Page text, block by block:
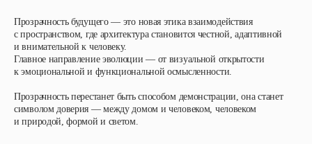
Прозрачность будущего — это новая этика взаимодействия
с пространством, где архитектура становится честной, адаптивной
и внимательной к человеку.
Главное направление эволюции — от визуальной открытости
к эмоциональной и функциональной осмысленности.
Прозрачность перестанет быть способом демонстрации, она станет
символом доверия — между домом и человеком, человеком
и природой, формой и светом.